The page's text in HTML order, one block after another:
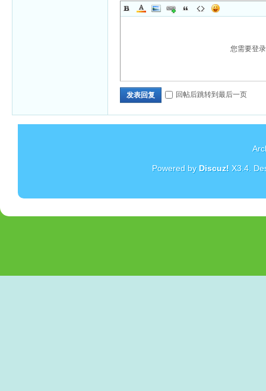
您需要登
发表回复 回帖后跳转到最后一页
Powered by Discuz! X3.4.